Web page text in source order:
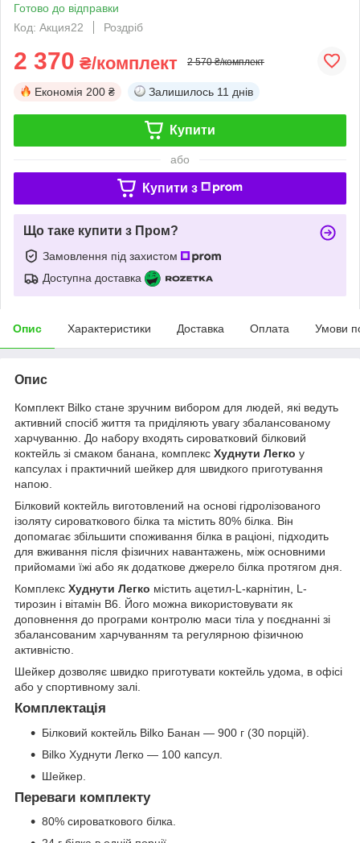
Готово до відправки
Код: Акция22
Роздріб
2 370 ₴/комплект 2 570 ₴/комплект
Економія 200 ₴ Залишилось 11 днів
Купити
або
Купити з
Що таке купити з Пром?
Замовлення під захистом
Доступна доставка
Опис Характеристики Доставка Оплата Умови
Опис
Комплект Bilko стане зручним вибором для людей, які ведуть
активний спосіб життя та приділяють увагу збалансованому
харчуванню. До набору входять сироватковий білковий
коктейль зі смаком банана, комплекс Худнути Легко у
капсулах і практичний шейкер для швидкого приготування
напою.
Білковий коктейль виготовлений на основі гідролізованого
ізоляту сироваткового білка та містить 80% білка. Він
допомагає збільшити споживання білка в раціоні, підходить
для вживання після фізичних навантажень, між основними
прийомами їжі або як додаткове джерело білка протягом дня.
Комплекс Худнути Легко містить ацетил-L-карнітин, L-
тирозин і вітамін B6. Його можна використовувати як
доповнення до програми контролю маси тіла у поєднанні зі
збалансованим харчуванням та регулярною фізичною
активністю.
Шейкер дозволяє швидко приготувати коктейль удома, в офісі
або у спортивному залі.
Комплектація
Білковий коктейль Bilko Банан — 900 г (30 порцій).
Bilko Худнути Легко — 100 капсул.
Шейкер.
Переваги комплекту
80% сироваткового білка.